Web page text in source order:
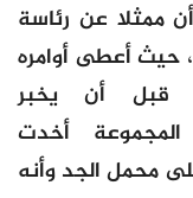
ممثلا عن رئاسة
حيث أعطى أوامره
قبل أن يخبر
أخدت
محمل الجد وأنه